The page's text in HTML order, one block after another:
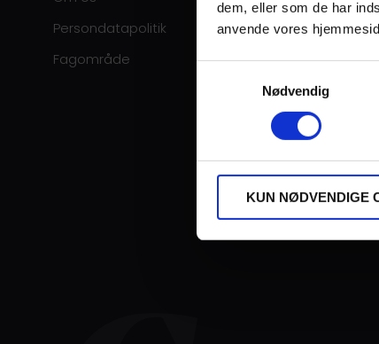
dem, eller som de har
anvende vores
Nødvendig
KUN NØDVENDIGE
Persondatapolitik
Fagområde